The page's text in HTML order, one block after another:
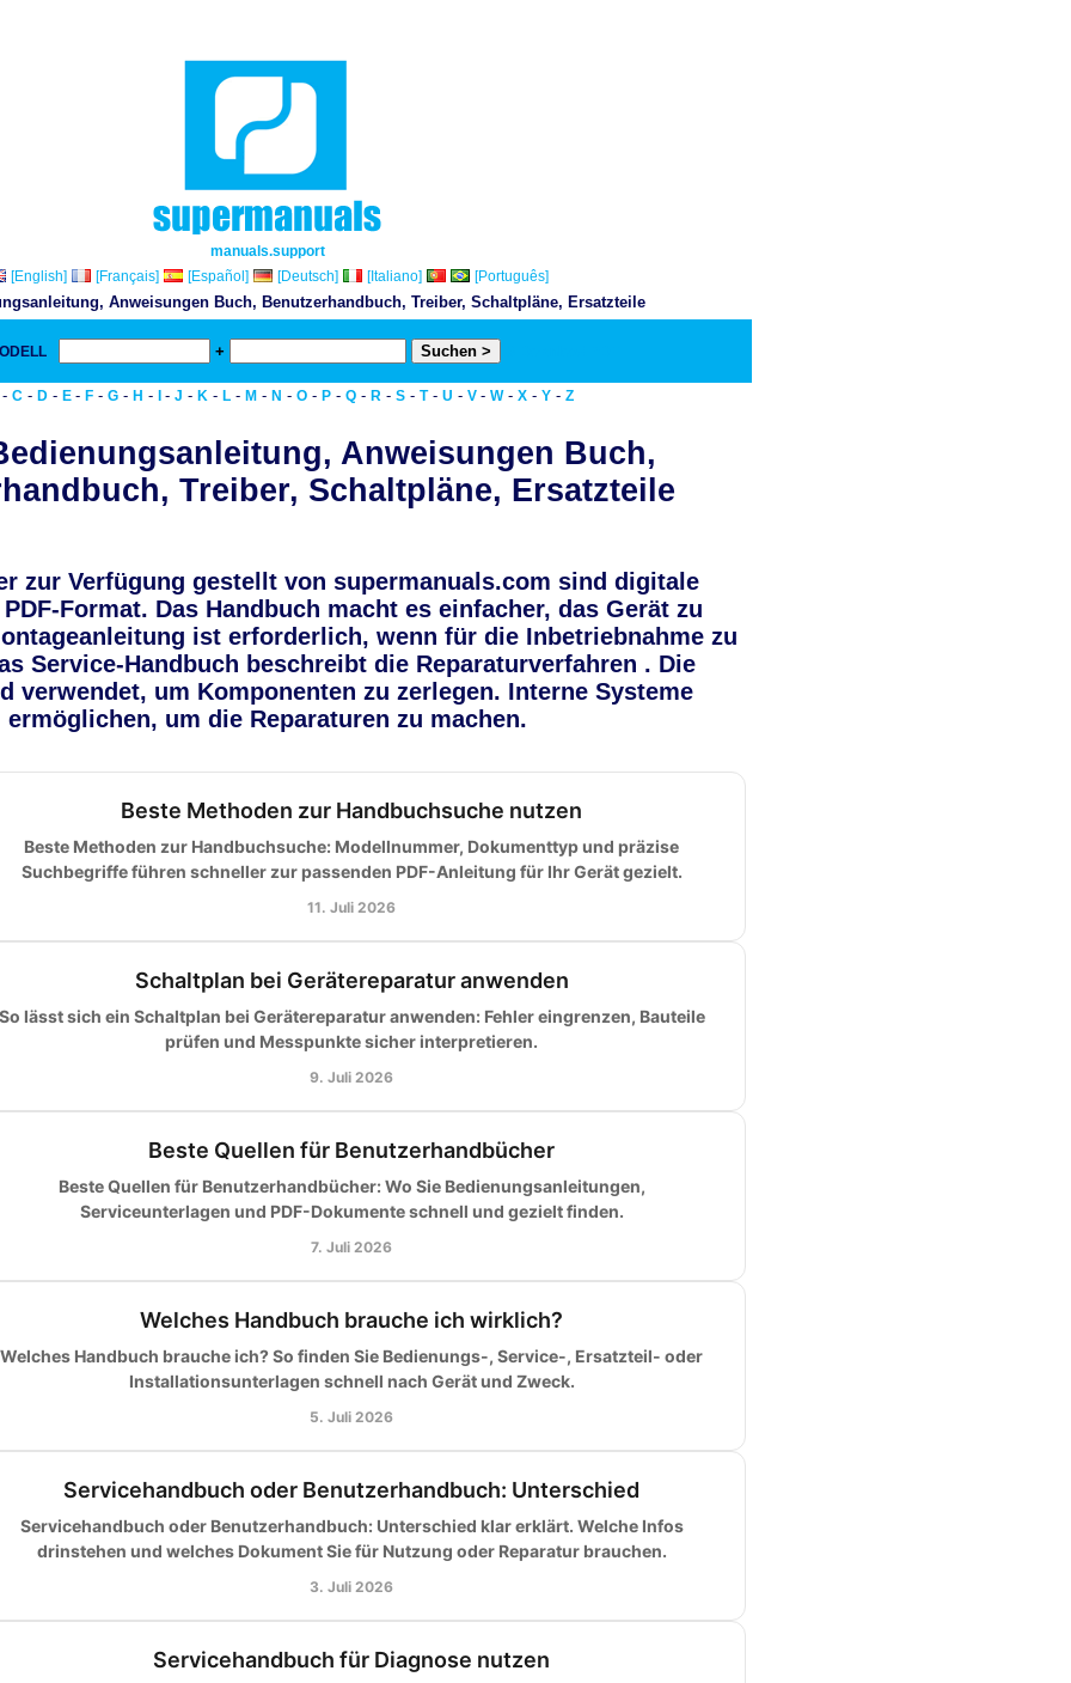
manuals.support
[English]
[Français] [Español] [Deutsch] [Italiano] [Português]
Anweisungen Buch, Benutzerhandbuch, Treiber, Schaltpläne, Ersatzteile
+
C - D - E - F - G - H - - J - K - L - M - N - O - P - Q - R - S - T- U - V - W- X - Y - Z
Anweisungen Buch,
Treiber, Schaltpläne, Ersatzteile
zur Verfügung gestellt von supermanuals.com sind digitale
Format. Das Handbuch macht es einfacher, das Gerät zu
ist erforderlich, wenn für die Inbetriebnahme zu
Service-Handbuch beschreibt die Reparaturverfahren . Die
verwendet, um Komponenten zu zerlegen. Interne Systeme
ermöglichen, um die Reparaturen zu machen.
Beste Methoden zur Handbuchsuche nutzen
Beste Methoden zur Handbuchsuche: Modellnummer, Dokumenttyp und präzise
Suchbegriffe führen schneller zur passenden PDF-Anleitung für Ihr Gerät gezielt.
11. Juli 2026
Schaltplan bei Gerätereparatur anwenden
lässt sich ein Schaltplan bei Gerätereparatur anwenden: Fehler eingrenzen, Bauteile
prüfen und Messpunkte sicher interpretieren.
9. Juli 2026
Beste Quellen für Benutzerhandbücher
Beste Quellen für Benutzerhandbücher: Wo Sie Bedienungsanleitungen,
Serviceunterlagen und PDF-Dokumente schnell und gezielt finden.
7. Juli 2026
Welches Handbuch brauche ich wirklich?
Welches Handbuch brauche ich? So finden Sie Bedienungs-, Service-, Ersatzteil- oder
Installationsunterlagen schnell nach Gerät und Zweck.
5. Juli 2026
Servicehandbuch oder Benutzerhandbuch: Unterschied
Servicehandbuch oder Benutzerhandbuch: Unterschied klar erklärt. Welche Infos
drinstehen und welches Dokument Sie für Nutzung oder Reparatur brauchen.
3. Juli 2026
Servicehandbuch für Diagnose nutzen